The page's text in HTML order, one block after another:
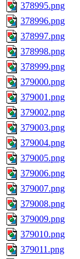
378995.png
378996.png
378997.png
378998.png
378999.png
379000.png
379001.png
379002.png
379003.png
379004.png
379005.png
379006.png
379007.png
379008.png
379009.png
379010.png
379011.png